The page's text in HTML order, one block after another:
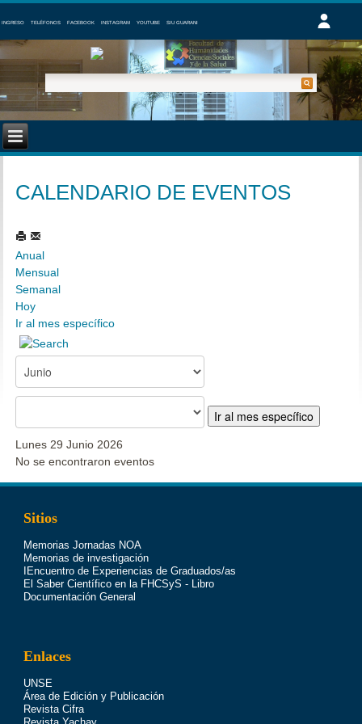
INGRESO TELÉFONOS FACEBOOK INSTAGRAM YOUTUBE SIU GUARANI
CALENDARIO DE EVENTOS
Anual
Mensual
Semanal
Hoy
Ir al mes específico
Ir al mes específico
Lunes 29 Junio 2026
No se encontraron eventos
Sitios
Memorias Jornadas NOA
Memorias de investigación
IEncuentro de Experiencias de Graduados/as
El Saber Científico en la FHCSyS - Libro
Documentación General
Enlaces
UNSE
Área de Edición y Publicación
Revista Cifra